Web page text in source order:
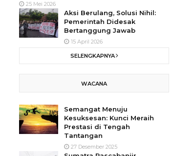
25 Mei 2026
Aksi Berulang, Solusi Nihil:
Pemerintah Didesak
Bertanggung Jawab
15 April 2026
SELENGKAPNYA
WACANA
Semangat Menuju
Kesuksesan: Kunci Meraih
Prestasi di Tengah
Tantangan
27 Desember 2025